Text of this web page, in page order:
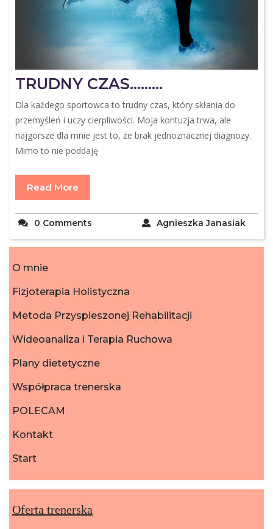
TRUDNY CZAS………
Dla każdego sportowca to trudny czas, który skłania do
przemyśleń i uczy cierpliwości. Moja kontuzja trwa, ale
najgorsze dla mnie jest to, że brak jednoznacznej diagnozy.
Mimo to nie poddaję
Read More
Agnieszka Janasiak
0 Comments
O mnie
Fizjoterapia Holistyczna
Metoda Przyspieszonej Rehabilitacji
Wideoanaliza i Terapia Ruchowa
Plany dietetyczne
Współpraca trenerska
POLECAM
Kontakt
Start
Oferta trenerska